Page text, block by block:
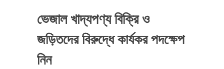
ভেজাল খাদ্যপণ্য বিক্রি ও
জড়িতদের বিরুদ্ধে কার্যকর পদক্ষেপ
নিন